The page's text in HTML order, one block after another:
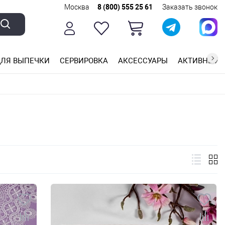
Москва 8 (800) 555 25 61 Заказать звонок
ВЫПЕЧКИ СЕРВИРОВКА АКСЕССУАРЫ АКТИВНЫЙ